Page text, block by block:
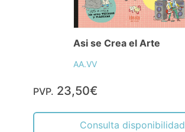
Asi se Crea el Arte
AA.VV
PVP. 23,50€
Consulta disponibilidad